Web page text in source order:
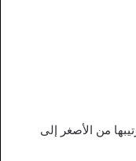
من الأصغر إلى